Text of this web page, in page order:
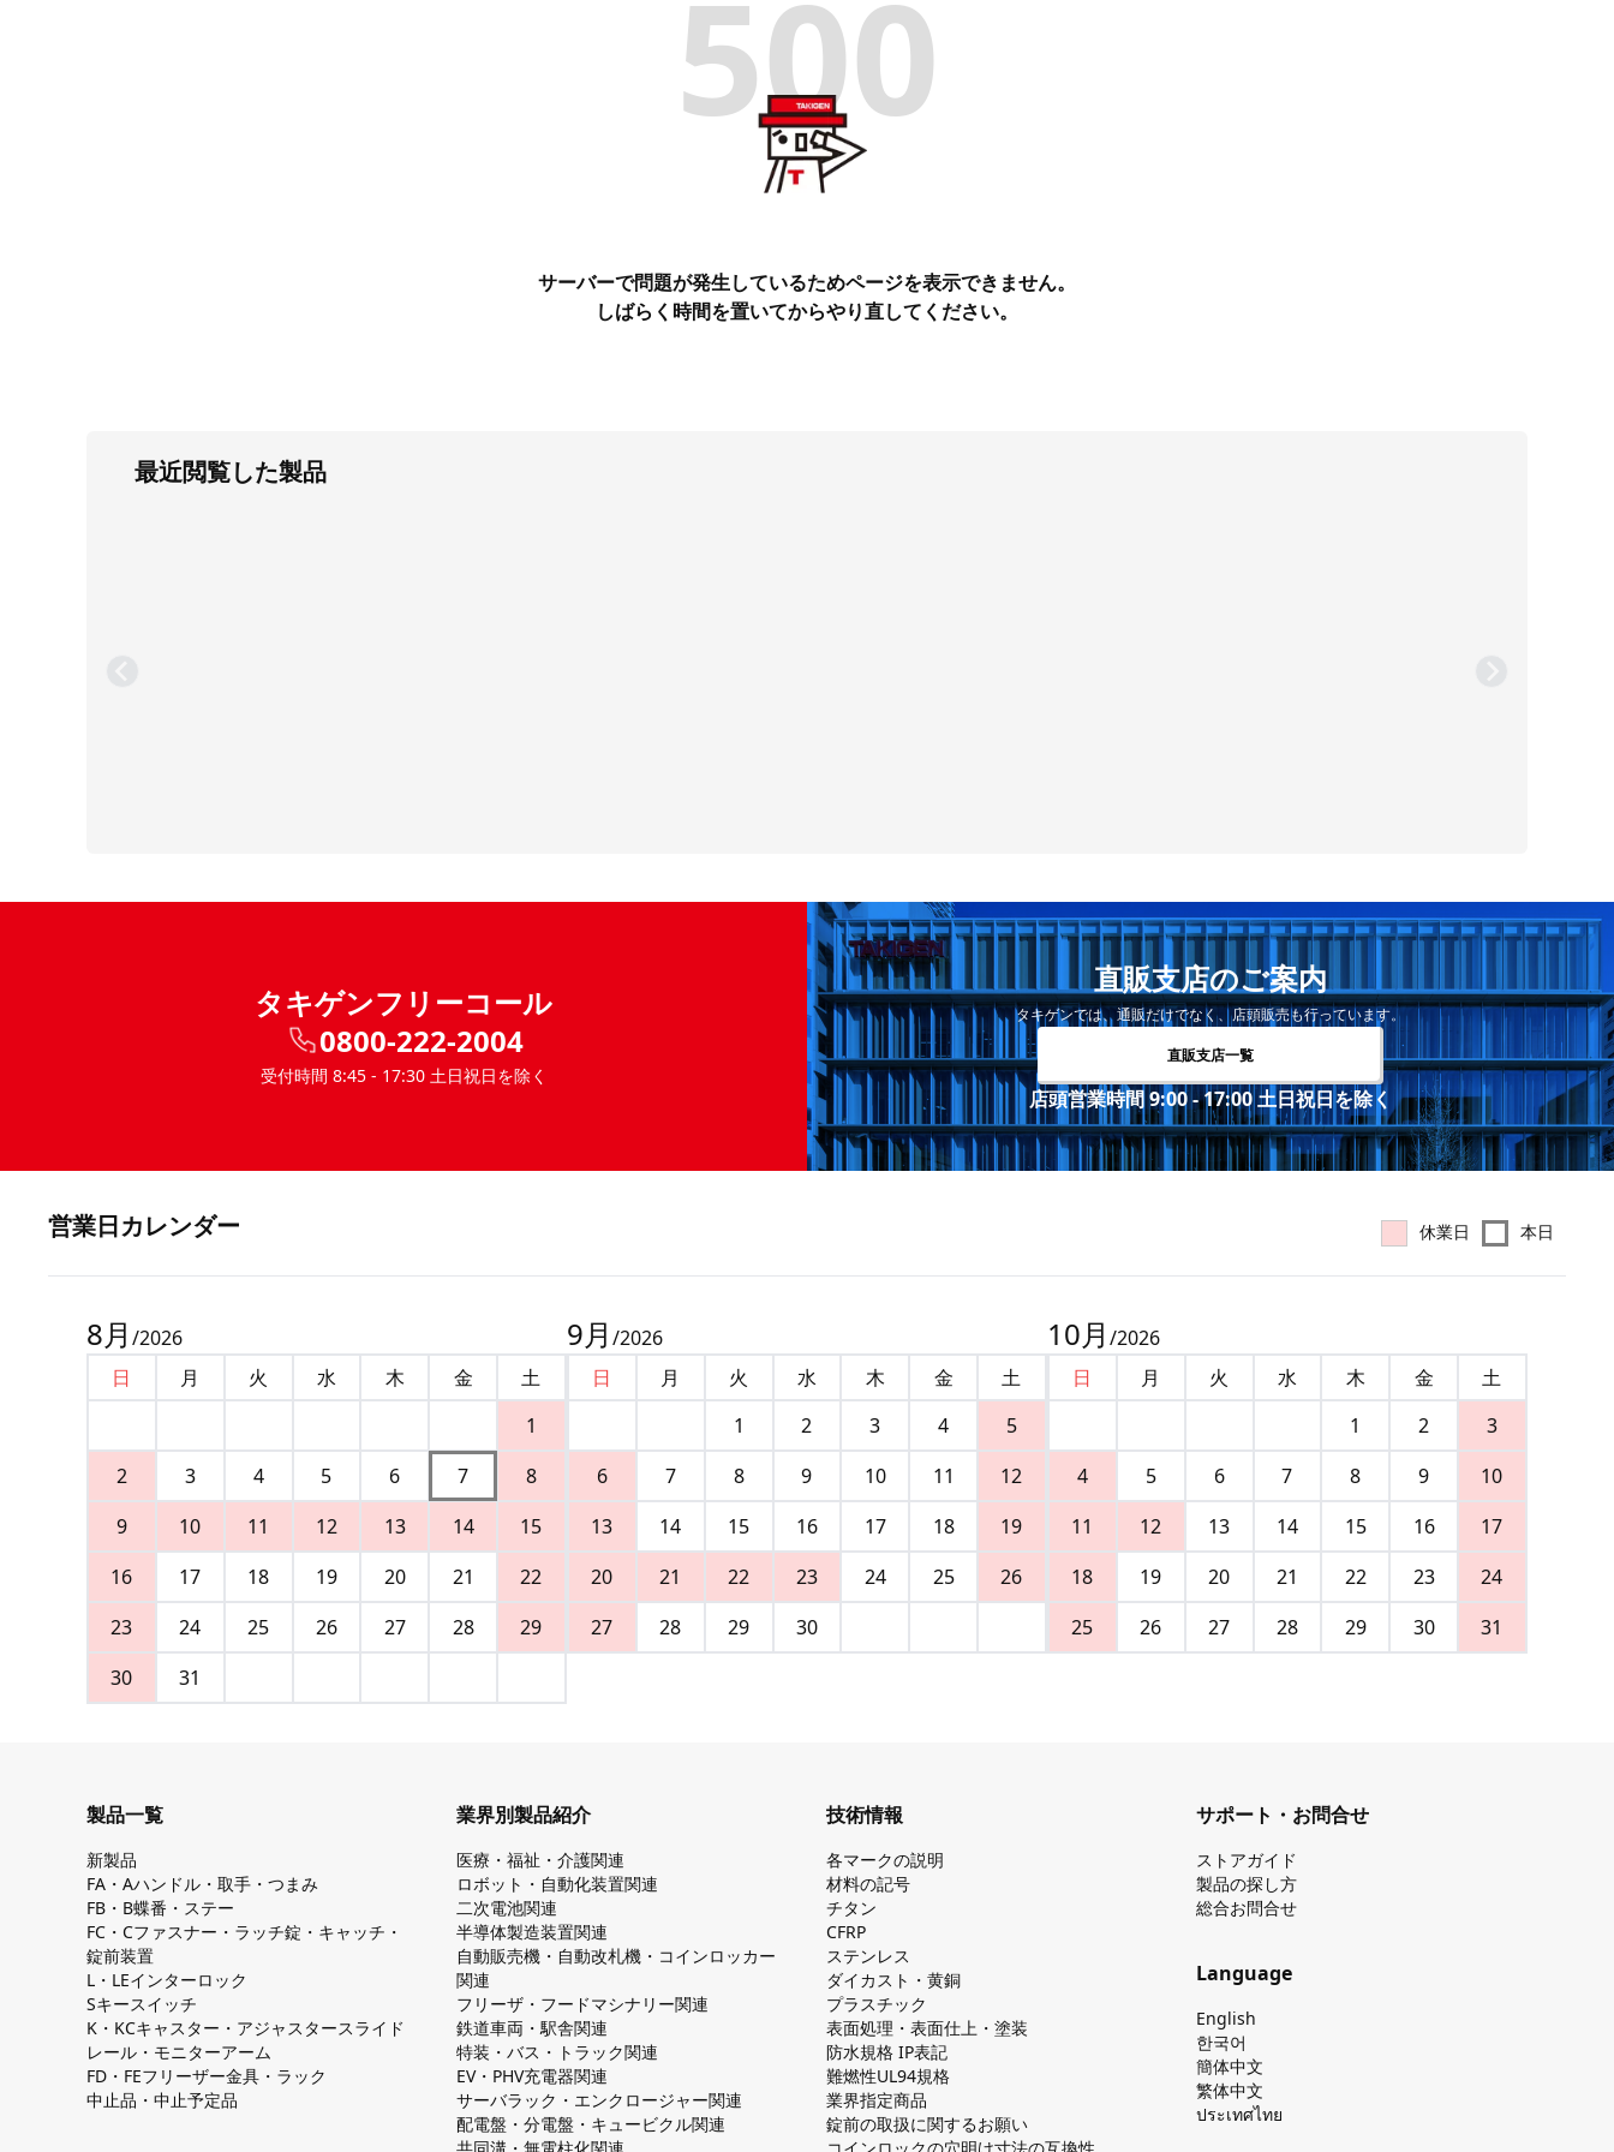
500
サーバーで問題が発生しているためページを表示できません。
しばらく時間を置いてからやり直してください。
最近閲覧した製品
タキゲンフリーコール
0800-222-2004
受付時間 8:45 - 17:30 土日祝日を除く
直販支店のご案内
タキゲンでは、通販だけでなく、店頭販売も行っています。
直販支店一覧
店頭営業時間 9:00 - 17:00 土日祝日を除く
営業⽇カレンダー 休業日 本日
8月 /2026
日
月 火 水 木 金
土
1
2
3 4 5 6 7
8
9
10 11 12 13 14
15
16
17 18 19 20 21
22
23
24 25 26 27 28
29
30
31
9月 /2026
日
月 火 水 木 金
土
1
2 3 4
5
6
7 8 9 10 11
12
13
14 15 16 17 18
19
20
21 22 23 24 25
26
27
28 29 30
10月 /2026
日
月 火 水 木 金
土
1
2
3
4
5 6 7 8 9
10
11
12 13 14 15 16
17
18
19 20 21 22 23
24
25
26 27 28 29 30 31
製品一覧
新製品
FA・Aハンドル・取手・つまみ
FB・B蝶番・ステー
FC・Cファスナー・ラッチ錠・キャッチ・
錠前装置
L・LEインターロック
Sキースイッチ
K・KCキャスター・アジャスタースライド
レール・モニターアーム
FD・FEフリーザー金具・ラック
中止品・中止予定品
業界別製品紹介
医療・福祉・介護関連
ロボット・自動化装置関連
二次電池関連
半導体製造装置関連
自動販売機・自動改札機・コインロッカー
関連
フリーザ・フードマシナリー関連
鉄道車両・駅舎関連
特装・バス・トラック関連
EV・PHV充電器関連
サーバラック・エンクロージャー関連
配電盤・分電盤・キュービクル関連
技術情報
各マークの説明
材料の記号
チタン
CFRP
ステンレス
ダイカスト・⻩銅
プラスチック
表面処理・表面仕上・塗装
防⽔規格 IP表記
難燃性UL94規格
業界指定商品
錠前の取扱に関するお願い
サポート・お問合せ
ストアガイド
製品の探し⽅
総合お問合せ
Language
English
한국어
簡体中文
繁体中文
ประเทศไทย